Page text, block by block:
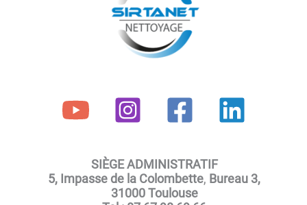
SIÈGE ADMINISTRATIF
5, Impasse de la Colombette, Bureau 3,
31000 Toulouse